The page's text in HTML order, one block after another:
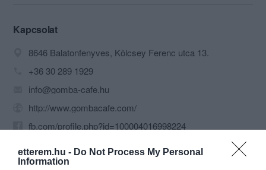
etterem.hu - Do Not Process My Personal
Information
vendégeinknek. Célunk a tökéletesség,
el egy kellemes környezetben. Szakértő
kezek dolgoznak az ételek
elkészítésén, melyeket udvarias és
gyors kollégák szolgálnak fel kedves
vendégeinknek. Az elégedett vendégnél
nincs fontosabb.
Kapcsolat
8646 Balatonfenyves, Kölcsey Ferenc utca 13.
+36 30 289 1929
info@gomba-cafe.hu
http://www.gombacafe.com/
fb.com/profile.php?id=100004016998224